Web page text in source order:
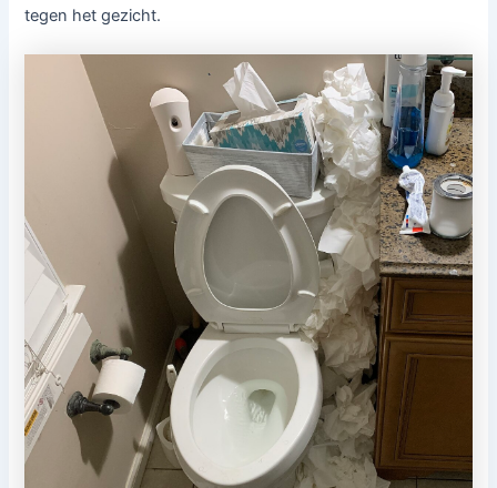
tegen het gezicht.